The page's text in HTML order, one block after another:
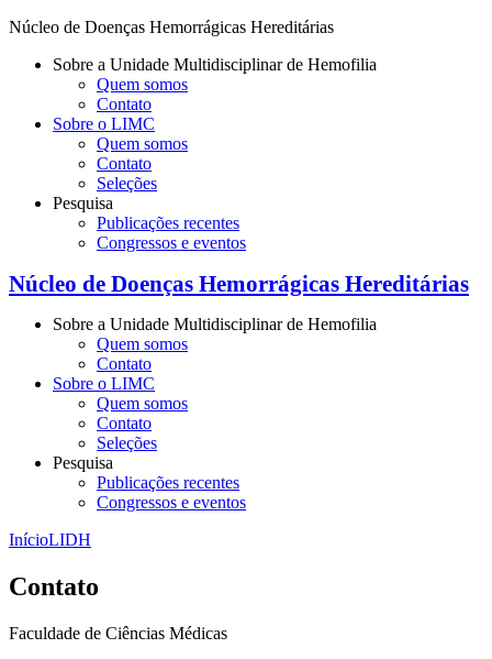
Núcleo de Doenças Hemorrágicas Hereditárias
Sobre a Unidade Multidisciplinar de Hemofilia
Quem somos
Contato
Sobre o LIMC
Quem somos
Contato
Seleções
Pesquisa
Publicações recentes
Congressos e eventos
Núcleo de Doenças Hemorrágicas Hereditárias
Sobre a Unidade Multidisciplinar de Hemofilia
Quem somos
Contato
Sobre o LIMC
Quem somos
Contato
Seleções
Pesquisa
Publicações recentes
Congressos e eventos
InícioLIDH
Contato
Faculdade de Ciências Médicas